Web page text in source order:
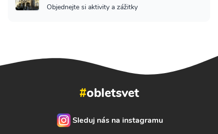
Objednejte si aktivity a zážitky
#obletsvet
Sleduj nás na instagramu